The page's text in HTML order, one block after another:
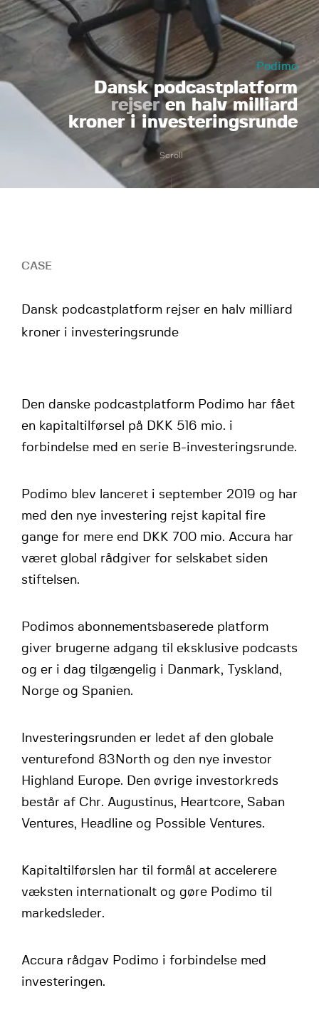
Podimo
Dansk podcastplatform
rejseren halv milliard
kroner i investeringsrunde
Scroll
CASE
Dansk podcastplatform rejser en halv milliard
kroner i investeringsrunde
Den danske podcastplatform Podimo har fået
en kapitaltilførsel på DKK 516 mio. i
forbindelse med en serie B-investeringsrunde.
Podimo blev lanceret i september 2019 og har
med den nye investering rejst kapital fire
gange for mere end DKK 700 mio. Accura har
været global rådgiver for selskabet siden
stiftelsen.
Podimos abonnementsbaserede platform
giver brugerne adgang til eksklusive podcasts
og er i dag tilgængelig i Danmark, Tyskland,
Norge og Spanien.
Investeringsrunden er ledet af den globale
venturefond 83North og den nye investor
Highland Europe. Den øvrige investorkreds
består af Chr. Augustinus, Heartcore, Saban
Ventures, Headline og Possible Ventures.
Kapitaltilførslen har til formål at accelerere
væksten internationalt og gøre Podimo til
markedsleder.
Accura rådgav Podimo i forbindelse med
investeringen.